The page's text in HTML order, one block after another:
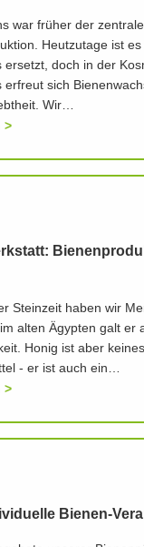
war früher der
Heutzutage ist
ersetzt, doch in der
erfreut sich
Wir…
Steinzeit haben wir
alten Ägypten galt er
Honig ist aber
- er ist auch ein…
Bienen-